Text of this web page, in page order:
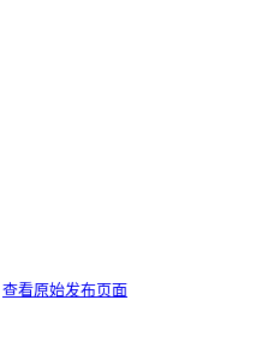
查看原始发布页面